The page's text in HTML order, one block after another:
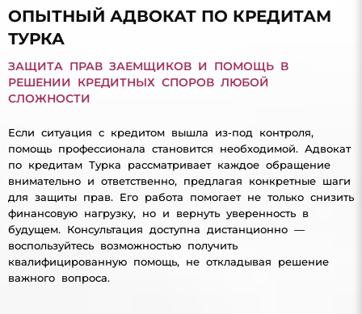
ОПЫТНЫЙ АДВОКАТ ПО КРЕДИТАМ
ТУРКА
ЗАЩИТА ПРАВ ЗАЕМЩИКОВ И ПОМОЩЬ В
РЕШЕНИИ КРЕДИТНЫХ СПОРОВ ЛЮБОЙ
СЛОЖНОСТИ
Если ситуация с кредитом вышла из-под контроля,
помощь профессионала становится необходимой. Адвокат
по кредитам Турка рассматривает каждое обращение
внимательно и ответственно, предлагая конкретные шаги
для защиты прав. Его работа помогает не только снизить
финансовую нагрузку, но и вернуть уверенность в
будущем. Консультация доступна дистанционно —
воспользуйтесь возможностью получить
квалифицированную помощь, не откладывая решение
важного вопроса.